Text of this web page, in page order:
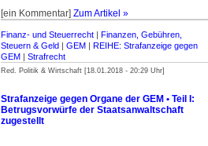
[ein Kommentar] Zum Artikel »
Finanz- und Steuerrecht | Finanzen, Gebühren,
Steuern & Geld | GEM | REIHE: Strafanzeige gegen
GEM | Strafrecht
Red. Politik & Wirtschaft [18.01.2018 - 20:29 Uhr]
Strafanzeige gegen Organe der GEM • Teil I:
Betrugsvorwürfe der Staatsanwaltschaft
zugestellt